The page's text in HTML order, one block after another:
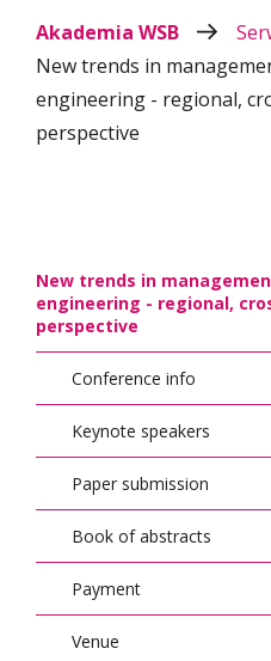
Akademia WSB
New trends in
engineering - regional,
perspective
New trends in
engineering - regional,
perspective
Conference info
Conference topics/
Conference calendar
Organizers
Conference scientific
Organizing Committee
Keynote speakers
Paper submission
Book of abstracts
Payment
Venue